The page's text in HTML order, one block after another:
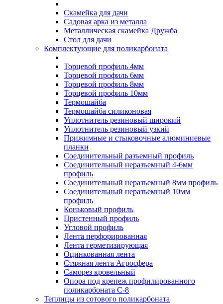
Скамейка для дачи
Садовая арка из металла
Металлическая скамейка Дружба
Стол для дачи
Комплектующие для поликарбоната
Торцевой профиль 4мм
Торцевой профиль 6мм
Торцевой профиль 8мм
Торцевой профиль 10мм
Термошайба
Термошайба силиконовая
Уплотнитель резиновый широкий
Уплотнитель резиновый узкий
Прижимные и стыковочные алюминиевые
планки
Соединительный разъемный профиль
Соединительный неразъемный 4-6мм
профиль
Соединительный неразъемный 8мм профиль
Соединительный неразъемный 10мм
профиль
Коньковый профиль
Пристенный профиль
Угловой профиль
Лента перфорированная
Лента герметизирующая
Оцинкованная лента
Стяжная лента Агросфера
Саморез кровельный
Опора под крепеж профилированного
поликарбоната С-8
Теплицы из сотового поликарбоната